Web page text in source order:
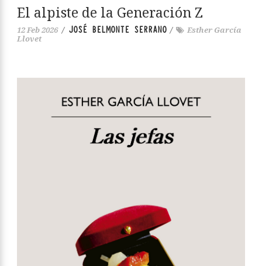
El alpiste de la Generación Z
12 Feb 2026 / JOSÉ BELMONTE SERRANO /
Esther García
Llovet